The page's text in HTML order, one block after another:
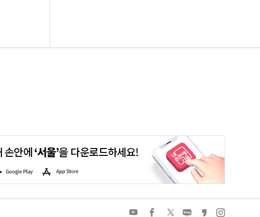
문화포털 평생학습포털 대기환경정보 에코마일리지
A
p
p
t
유 페 트 네 카 인